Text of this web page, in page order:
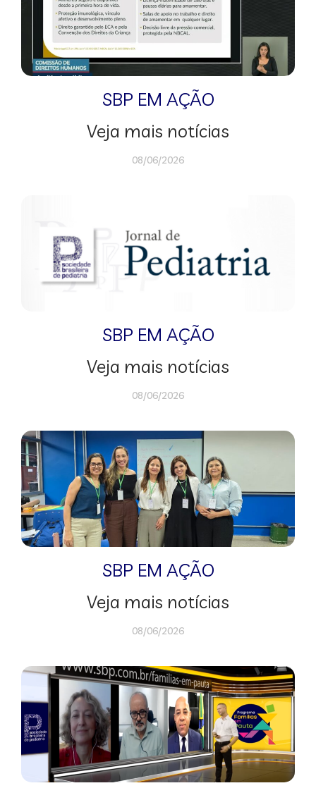
SBP EM AÇÃO
Veja mais notícias
08/06/2026
SBP EM AÇÃO
Veja mais notícias
08/06/2026
SBP EM AÇÃO
Veja mais notícias
08/06/2026